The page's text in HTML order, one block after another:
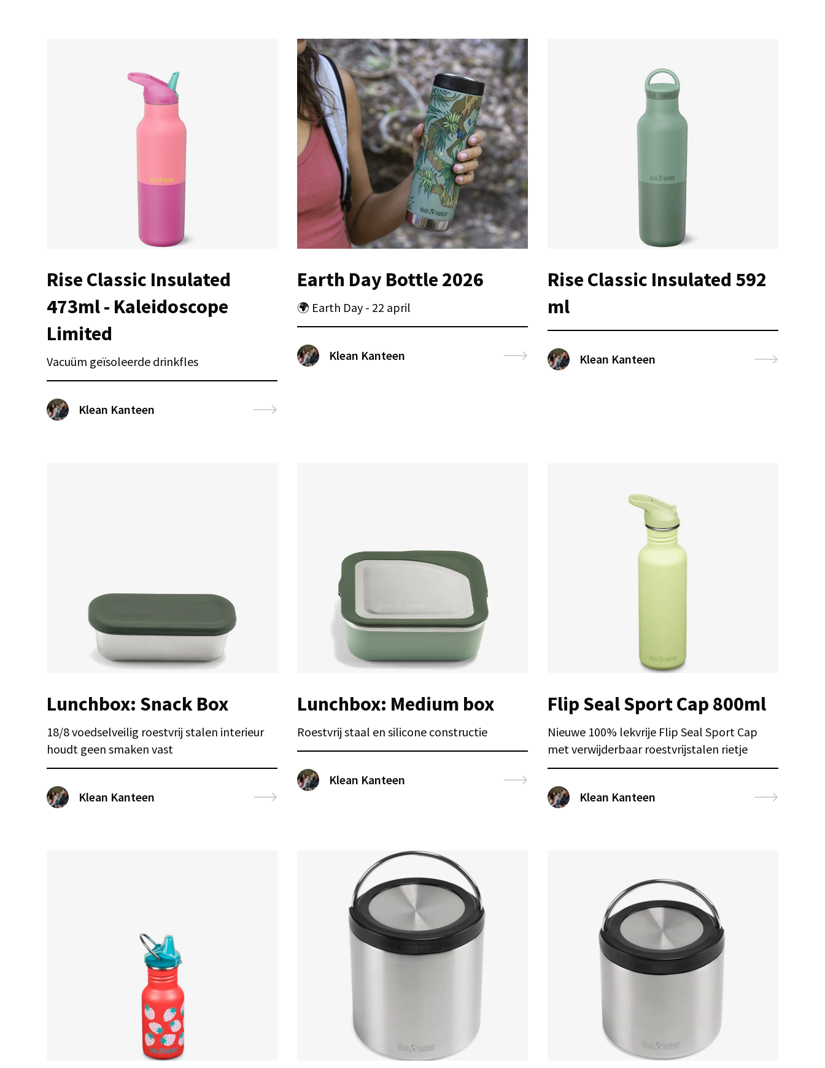
Rise Classic Insulated
473ml - Kaleidoscope
Limited
Vacuüm geïsoleerde drinkfles
Klean Kanteen
Earth Day Bottle 2026
🌍 Earth Day - 22 april
Klean Kanteen
Rise Classic Insulated 592
ml
Klean Kanteen
Lunchbox: Snack Box
18/8 voedselveilig roestvrij stalen interieur
houdt geen smaken vast
Klean Kanteen
Lunchbox: Medium box
Roestvrij staal en silicone constructie
Klean Kanteen
Flip Seal Sport Cap 800ml
Nieuwe 100% lekvrije Flip Seal Sport Cap
met verwijderbaar roestvrijstalen rietje
Klean Kanteen